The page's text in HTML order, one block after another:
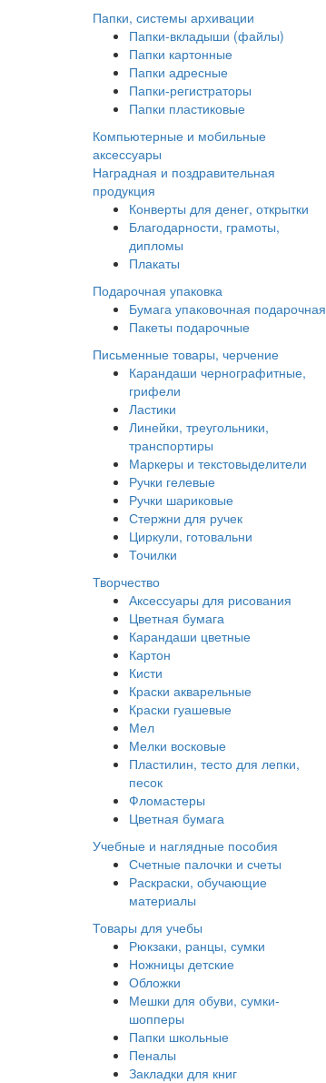
Папки, системы архивации
Папки-вкладыши (файлы)
Папки картонные
Папки адресные
Папки-регистраторы
Папки пластиковые
Компьютерные и мобильные
аксессуары
Наградная и поздравительная
продукция
Конверты для денег, открытки
Благодарности, грамоты,
дипломы
Плакаты
Подарочная упаковка
Бумага упаковочная подарочная
Пакеты подарочные
Письменные товары, черчение
Карандаши чернографитные,
грифели
Ластики
Линейки, треугольники,
транспортиры
Маркеры и текстовыделители
Ручки гелевые
Ручки шариковые
Стержни для ручек
Циркули, готовальни
Точилки
Творчество
Аксессуары для рисования
Цветная бумага
Карандаши цветные
Картон
Кисти
Краски акварельные
Краски гуашевые
Мел
Мелки восковые
Пластилин, тесто для лепки,
песок
Фломастеры
Цветная бумага
Учебные и наглядные пособия
Счетные палочки и счеты
Раскраски, обучающие
материалы
Товары для учебы
Рюкзаки, ранцы, сумки
Ножницы детские
Обложки
Мешки для обуви, сумки-
шопперы
Папки школьные
Пеналы
Закладки для книг